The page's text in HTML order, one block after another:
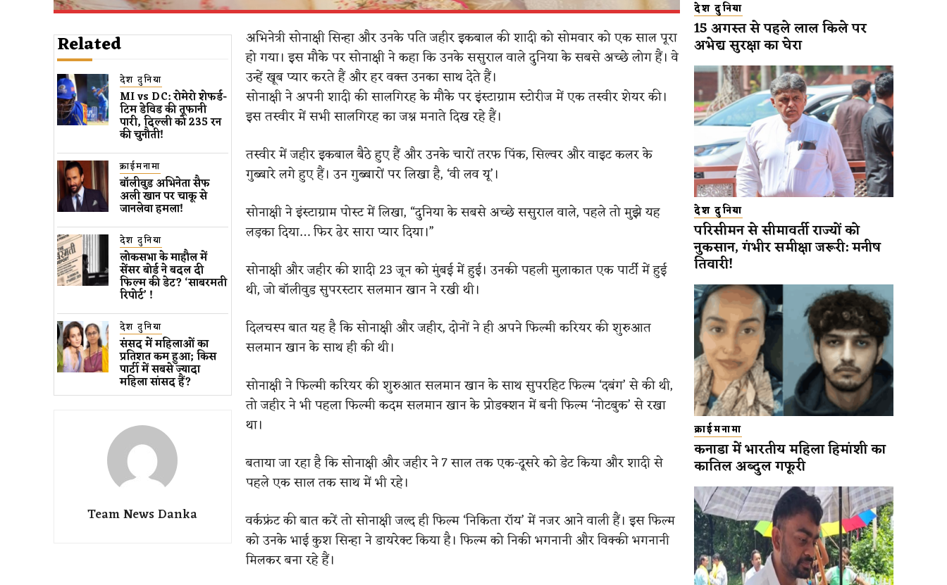
Related
देश दुनिया
MI vs DC: रोमेरो शेफर्ड-
टिम डेविड की तूफानी
पारी, दिल्ली को 235 रन
की चुनौती!
क्राईमनामा
बॉलीवुड​ अभिनेता सैफ
अली खान पर चाकू से ​
जानलेवा हमला​!
देश दुनिया
लोकसभा के माहौल में
सेंसर बोर्ड ने बदल दी
फिल्म की डेट? ‘साबरमती
रिपोर्ट’ !
देश दुनिया
संसद में महिलाओं का
प्रतिशत कम ​हुआ​; किस
पार्टी में सबसे ज्यादा
महिला सांसद हैं?
Team News Danka
अभिनेत्री सोनाक्षी सिन्हा और उनके पति जहीर इकबाल की शादी को सोमवार को एक साल पूरा
हो गया। इस मौके पर सोनाक्षी ने कहा कि उनके ससुराल वाले दुनिया के सबसे अच्छे लोग हैं। वे
उन्हें खूब प्यार करते हैं और हर वक्त उनका साथ देते हैं।
सोनाक्षी ने अपनी शादी की सालगिरह के मौके पर इंस्टाग्राम स्टोरीज में एक तस्वीर शेयर की।
इस तस्वीर में सभी सालगिरह का जश्न मनाते दिख रहे हैं।
तस्वीर में जहीर इकबाल बैठे हुए हैं और उनके चारों तरफ पिंक, सिल्वर और वाइट कलर के
गुब्बारे लगे हुए हैं। उन गुब्बारों पर लिखा है, ‘वी लव यू’।
सोनाक्षी ने इंस्टाग्राम पोस्ट में लिखा, “दुनिया के सबसे अच्छे ससुराल वाले, पहले तो मुझे यह
लड़का दिया… फिर ढेर सारा प्यार दिया।”
सोनाक्षी और जहीर की शादी 23 जून को मुंबई में हुई। उनकी पहली मुलाकात एक पार्टी में हुई
थी, जो बॉलीवुड सुपरस्टार सलमान खान ने रखी थी।
दिलचस्प बात यह है कि सोनाक्षी और जहीर, दोनों ने ही अपने फिल्मी करियर की शुरुआत
सलमान खान के साथ ही की थी।
सोनाक्षी ने फिल्मी करियर की शुरुआत सलमान खान के साथ सुपरहिट फिल्म ‘दबंग’ से की थी,
तो जहीर ने भी पहला फिल्मी कदम सलमान खान के प्रोडक्शन में बनी फिल्म ‘नोटबुक’ से रखा
था।
बताया जा रहा है कि सोनाक्षी और जहीर ने 7 साल तक एक-दूसरे को डेट किया और शादी से
पहले एक साल तक साथ में भी रहे।
वर्कफ्रंट की बात करें तो सोनाक्षी जल्द ही फिल्म ‘निकिता रॉय’ में नजर आने वाली हैं। इस फिल्म
को उनके भाई कुश सिन्‍हा ने डायरेक्ट किया है। फिल्म को निकी भगनानी और विक्की भगनानी
मिलकर बना रहे हैं।
देश दुनिया
15 अगस्त से पहले लाल किले पर
अभेद्य सुरक्षा का घेरा
देश दुनिया
परिसीमन से सीमावर्ती राज्यों को
नुकसान, गंभीर समीक्षा जरूरी: मनीष
तिवारी!
क्राईमनामा
कनाडा में भारतीय महिला हिमांशी का
कातिल अब्दुल गफूरी